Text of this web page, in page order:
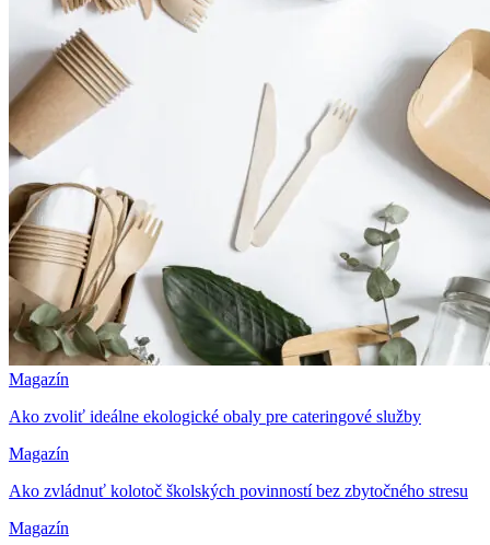
Magazín
Ako zvoliť ideálne ekologické obaly pre cateringové služby
Magazín
Ako zvládnuť kolotoč školských povinností bez zbytočného stresu
Magazín